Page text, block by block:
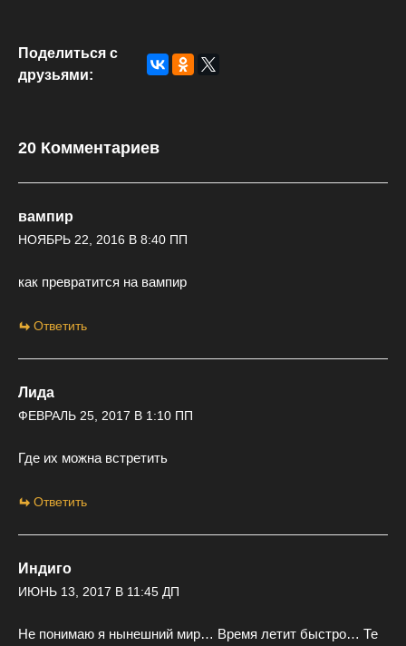
Поделиться с
друзьями:
20 Комментариев
вампир
НОЯБРЬ 22, 2016 В 8:40 ПП
как превратится на вампир
Ответить
Лида
ФЕВРАЛЬ 25, 2017 В 1:10 ПП
Где их можна встретить
Ответить
Индиго
ИЮНЬ 13, 2017 В 11:45 ДП
Не понимаю я нынешний мир… Время летит быстро… Те